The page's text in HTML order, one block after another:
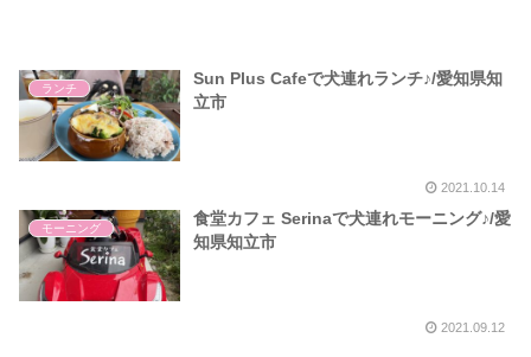
ランチ
Sun Plus Cafeで犬連れランチ♪/愛知県知
立市
2021.10.14
モーニング
食堂カフェ Serinaで犬連れモーニング♪/愛
知県知立市
2021.09.12